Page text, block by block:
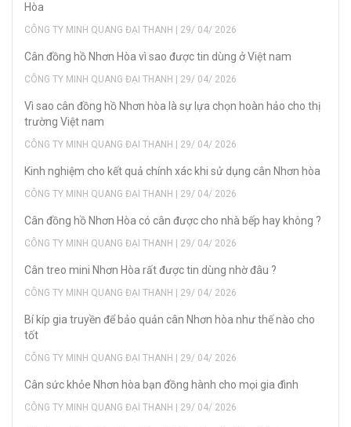
Hòa
CÔNG TY MINH QUANG ĐẠI THANH | 29/ 04/ 2026
Cân đồng hồ Nhơn Hòa vì sao được tin dùng ở Việt nam
CÔNG TY MINH QUANG ĐẠI THANH | 29/ 04/ 2026
Vì sao cân đồng hồ Nhơn hòa là sự lựa chọn hoàn hảo cho thị
trường Việt nam
CÔNG TY MINH QUANG ĐẠI THANH | 29/ 04/ 2026
Kinh nghiệm cho kết quả chính xác khi sử dụng cân Nhơn hòa
CÔNG TY MINH QUANG ĐẠI THANH | 29/ 04/ 2026
Cân đồng hồ Nhơn Hòa có cân được cho nhà bếp hay không ?
CÔNG TY MINH QUANG ĐẠI THANH | 29/ 04/ 2026
Cân treo mini Nhơn Hòa rất được tin dùng nhờ đâu ?
CÔNG TY MINH QUANG ĐẠI THANH | 29/ 04/ 2026
Bí kíp gia truyền để bảo quản cân Nhơn hòa như thế nào cho
tốt
CÔNG TY MINH QUANG ĐẠI THANH | 29/ 04/ 2026
Cân sức khỏe Nhơn hòa bạn đồng hành cho mọi gia đình
CÔNG TY MINH QUANG ĐẠI THANH | 29/ 04/ 2026